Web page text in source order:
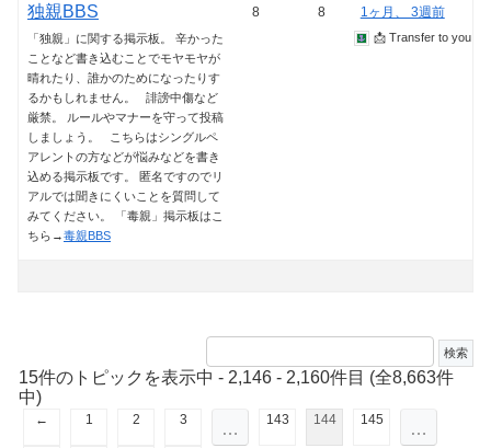
独親BBS
「独親」に関する掲示板。 辛かった
ことなど書き込むことでモヤモヤが
晴れたり、誰かのためになったりす
るかもしれません。 誹謗中傷など
厳禁。 ルールやマナーを守って投稿
しましょう。 こちらはシングルペ
アレントの方などが悩みなどを書き
込める掲示板です。 匿名ですのでリ
アルでは聞きにくいことを質問して
みてください。 「毒親」掲示板はこ
ちら→毒親BBS
8 8 1ヶ月、 3週前
📩 Transfer to you.
15件のトピックを表示中 - 2,146 - 2,160件目 (全8,663件
中)
← 1 2 3 … 143 144 145 …